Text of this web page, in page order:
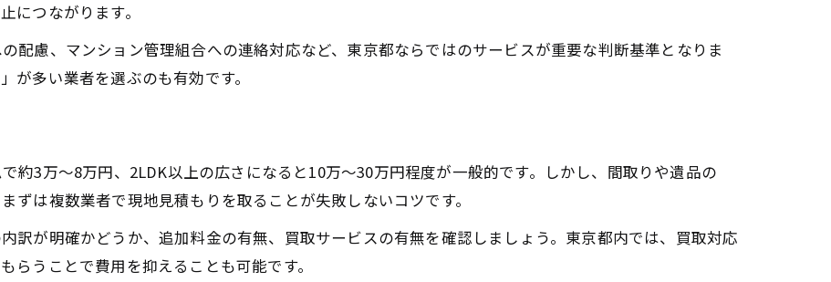
東京都の遺品整理で多い失敗と対策方法
遺品整理業者との契約時に東京都で確認すべき点
東京都で遺品整理の見積もりを取る際の注意点
東京都で遺品整理と買取を同時に進めるメリット
遺品整理の買取口コミから見る東京都での選び方
東京都で遺品整理業者の買取対応をチェックする
遺品整理の買取トラブルを東京都で防ぐコツ
につながります。
配慮、マンション管理組合への連絡対応など、東京都ならではのサービスが重要な判断基準となりま
が多い業者を選ぶのも有効です。
約3万～8万円、2LDK以上の広さになると10万～30万円程度が一般的です。しかし、間取りや遺品の
ずは複数業者で現地見積もりを取ることが失敗しないコツです。
訳が明確かどうか、追加料金の有無、買取サービスの有無を確認しましょう。東京都内では、買取対応
らうことで費用を抑えることも可能です。